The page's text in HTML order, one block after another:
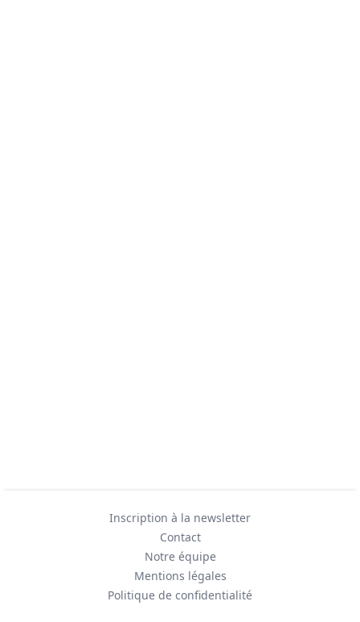
Inscription à la newsletter
Contact
Notre équipe
Mentions légales
Politique de confidentialité